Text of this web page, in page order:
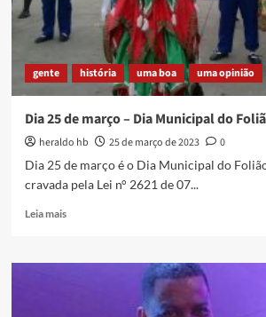
por
Solano
Trindade
Caxias
gente história uma boa uma opinião
Dia 25 de março – Dia Municipal do
heraldo hb 25 de março de 2023
0
Dia 25 de março é o Dia Municipal do
cravada pela Lei n° 2621 de 07...
Leia maisRead
Dia